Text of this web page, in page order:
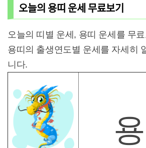
오늘의 용띠 운세 무료보기
오늘의 띠별 운세, 용띠 운세를 무
용띠의 출생연도별 운세를 자세히
니다.